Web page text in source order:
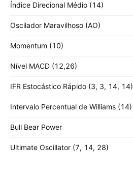
Índice Direcional Médio (14)
Oscilador Maravilhoso (AO)
Momentum (10)
Nível MACD (12,26)
IFR Estocástico Rápido (3, 3, 14, 14)
Intervalo Percentual de Williams (14)
Bull Bear Power
Ultimate Oscillator (7, 14, 28)